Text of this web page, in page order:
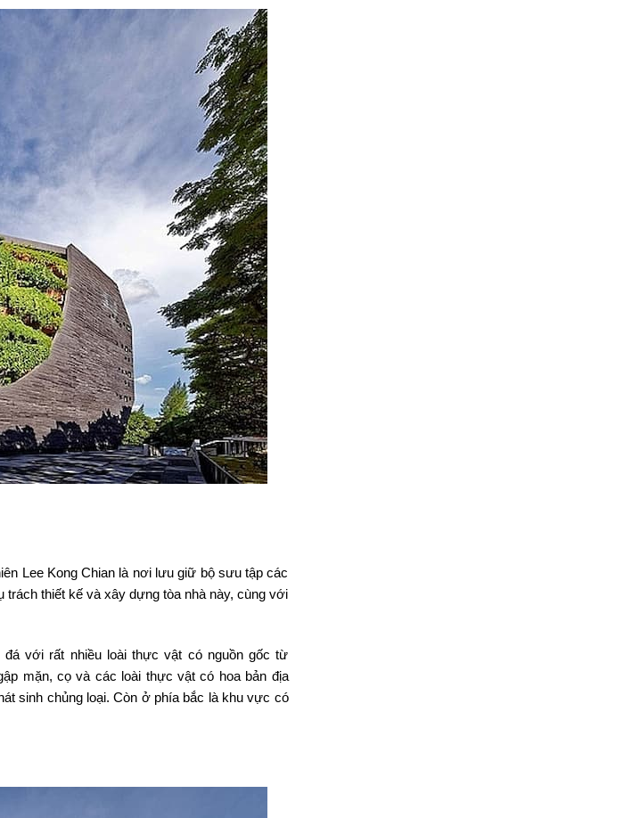
Lee Kong Chian là nơi lưu giữ bộ sưu tập các
thiết kế và xây dựng tòa nhà này, cùng với
với rất nhiều loài thực vật có nguồn gốc từ
mặn, cọ và các loài thực vật có hoa bản địa
sinh chủng loại. Còn ở phía bắc là khu vực có